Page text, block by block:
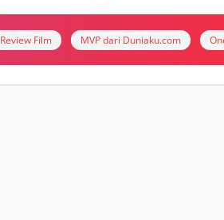
Review Film MVP dari Duniaku.com